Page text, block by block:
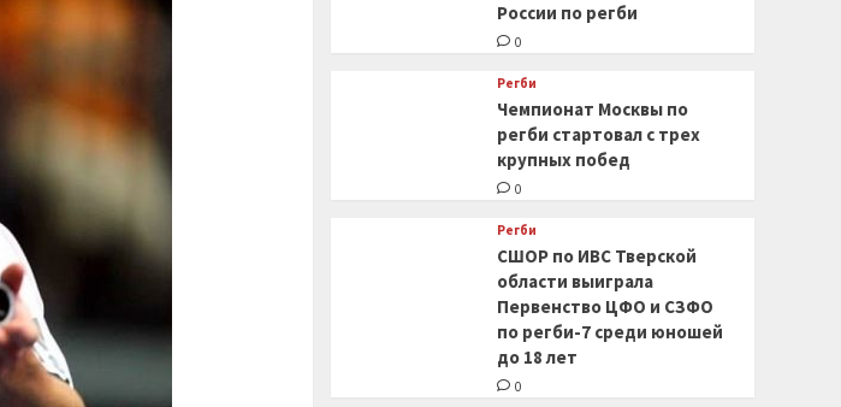
России по регби
0
Регби
Чемпионат Москвы по
регби стартовал с трех
крупных побед
0
Регби
СШОР по ИВС Тверской
области выиграла
Первенство ЦФО и СЗФО
по регби-7 среди юношей
до 18 лет
0